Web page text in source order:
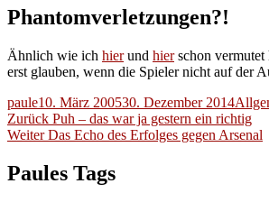
Phantomverletzungen?!
Ähnlich wie ich hierund hierschon vermutet
erst glauben, wenn die Spieler nicht auf der
Autor
pauleVeröffentlicht
am
10. März 200530. Dezember 2014
Beitragsnavigation
Zurück Vorheriger
Beitrag:
Puh – das war ja gestern ein richtig
Weiter Nächster
Das Echo des Erfolges gegen Arsenal
Paules Tags